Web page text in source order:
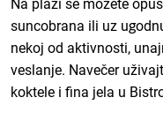
Na plaži se možete
suncobrana ili uz
nekoj od aktivnosti,
veslanje. Navečer
koktele i fina jela u